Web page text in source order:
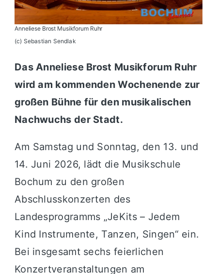
Anneliese Brost Musikforum Ruhr
(c) Sebastian Sendlak
Das Anneliese Brost Musikforum Ruhr
wird am kommenden Wochenende zur
großen Bühne für den musikalischen
Nachwuchs der Stadt.
Am Samstag und Sonntag, den 13. und
14. Juni 2026, lädt die Musikschule
Bochum zu den großen
Abschlusskonzerten des
Landesprogramms „JeKits – Jedem
Kind Instrumente, Tanzen, Singen“ ein.
Bei insgesamt sechs feierlichen
Konzertveranstaltungen am